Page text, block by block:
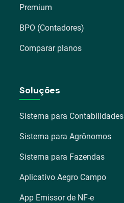
Premium
BPO (Contadores)
Comparar planos
Soluções
Sistema para Contabilidades
Sistema para Agrônomos
Sistema para Fazendas
Aplicativo Aegro Campo
App Emissor de NF-e